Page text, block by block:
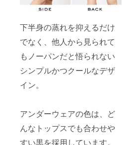
下半身の蒸れを抑えるだけ
でなく、他人から見られて
もノーパンだと悟られない
シンプルかつクールなデザ
イン。
アンダーウェアの色は、ど
んなトップスでも合わせや
すい黒を採用しています。